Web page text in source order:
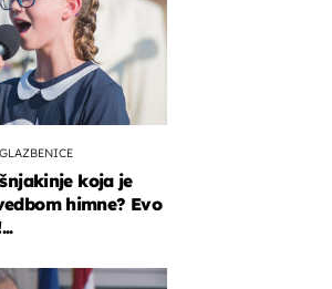
koja je
himne? Evo